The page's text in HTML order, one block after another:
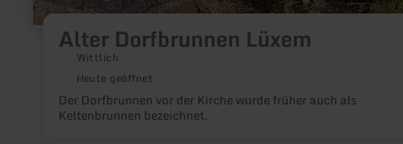
Alter Dorfbrunnen Lüxem
Wittlich
Heute geöffnet
Der Dorfbrunnen vor der Kirche wurde früher auch als
Keltenbrunnen bezeichnet.